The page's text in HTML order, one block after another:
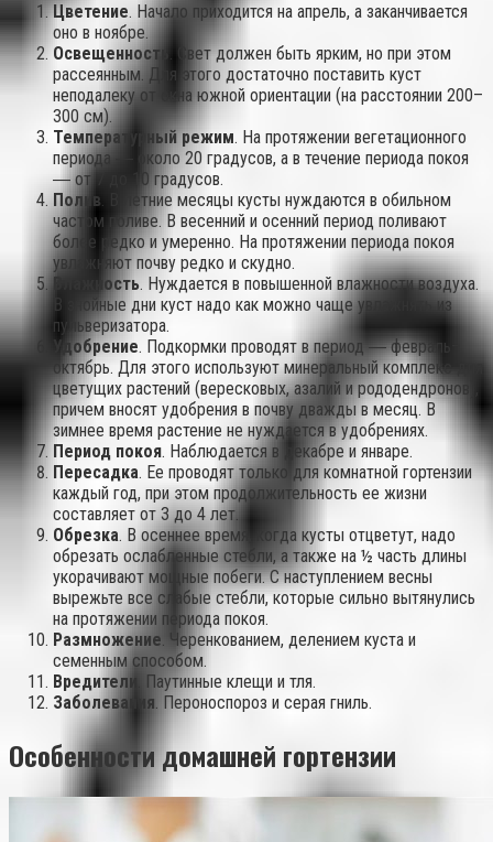
Цветение. Начало приходится на апрель, а заканчивается
оно в ноябре.
Освещенность . Свет должен быть ярким, но при этом
рассеянным. Для этого достаточно поставить куст
неподалеку от окна южной ориентации (на расстоянии 200–
300 см).
Температурный режим. На протяжении вегетационного
периода ― около 20 градусов, а в течение периода покоя
― от 7 до 10 градусов.
Полив. В летние месяцы кусты нуждаются в обильном
частом поливе. В весенний и осенний период поливают
более редко и умеренно. На протяжении периода покоя
увлажняют почву редко и скудно.
Влажность. Нуждается в повышенной влажности воздуха.
В знойные дни куст надо как можно чаще увлажнять из
пульверизатора.
Удобрение. Подкормки проводят в период ― февраль–
октябрь. Для этого используют минеральный комплекс для
цветущих растений (вересковых, азалий и рододендронов),
причем вносят удобрения в почву дважды в месяц. В
зимнее время растение не нуждается в удобрениях.
Период покоя. Наблюдается в декабре и январе.
Пересадка. Ее проводят только для комнатной гортензии
каждый год, при этом продолжительность ее жизни
составляет от 3 до 4 лет.
Обрезка. В осеннее время, когда кусты отцветут, надо
обрезать ослабленные стебли, а также на ½ часть длины
укорачивают мощные побеги. С наступлением весны
вырежьте все слабые стебли, которые сильно вытянулись
на протяжении периода покоя.
Размножение. Черенкованием, делением куста и
семенным способом.
Вредители
. Паутинные клещи и тля.
Заболевания. Пероноспороз и серая гниль.
Особенности домашней гортензии